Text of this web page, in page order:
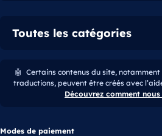
Toutes les catégories
🤖 Certains contenus du site,
traductions, peuvent être créés avec
Découvrez comment
Modes de paiement